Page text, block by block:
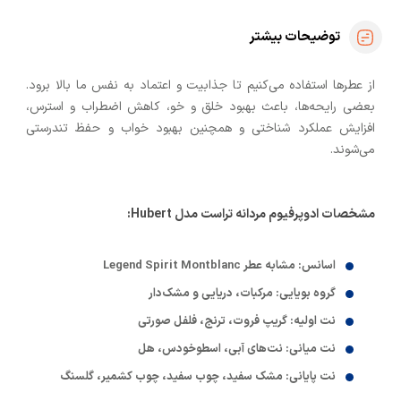
توضیحات بیشتر
از عطرها استفاده می‌کنیم تا جذابیت و اعتماد به نفس ما بالا برود.
بعضی رایحه‌ها، باعث بهبود خلق و خو، کاهش اضطراب و استرس،
افزایش عملکرد شناختی و همچنین بهبود خواب و حفظ تندرستی
می‌شوند.
مشخصات ادوپرفیوم مردانه تراست مدل Hubert
:
اسانس: مشابه عطر Legend Spirit Montblanc
گروه بویایی: مرکبات، دریایی و مشک‌دار
نت اولیه: گریپ فروت، ترنج، فلفل صورتی
نت میانی: نت‌های آبی، اسطوخودس، هل
نت پایانی: مشک سفید، چوب سفید، چوب کشمیر، گلسنگ